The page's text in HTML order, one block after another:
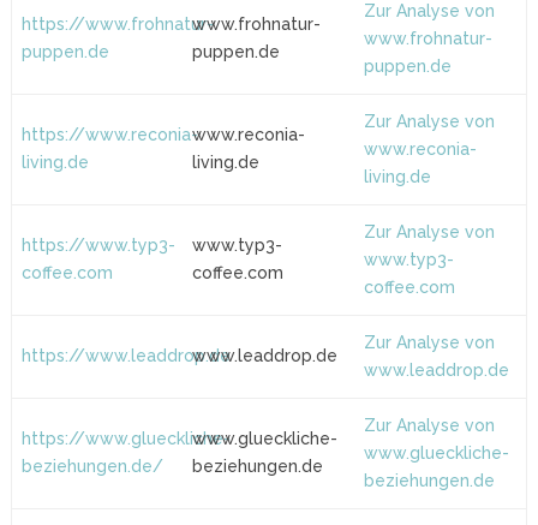
https://www.frohnatur-
puppen.de
www.frohnatur-
puppen.de
Zur Analyse von
www.frohnatur-
puppen.de
https://www.reconia-
living.de
www.reconia-
living.de
Zur Analyse von
www.reconia-
living.de
https://www.typ3-
coffee.com
www.typ3-
coffee.com
Zur Analyse von
www.typ3-
coffee.com
https://www.leaddrop.dewww.leaddrop.de
Zur Analyse von
www.leaddrop.de
https://www.glueckliche-
beziehungen.de/
www.glueckliche-
beziehungen.de
Zur Analyse von
www.glueckliche-
beziehungen.de